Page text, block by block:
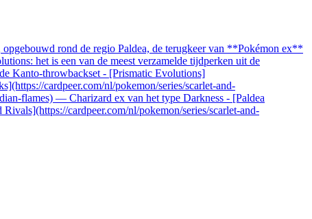
rond de regio Paldea, de terugkeer van **Pokémon ex**
het is een van de meest verzamelde tijdperken uit de
Kanto-throwbackset - [Prismatic Evolutions]
cardpeer.com/nl/pokemon/series/scarlet-and-
flames) — Charizard ex van het type Darkness - [Paldea
cardpeer.com/nl/pokemon/series/scarlet-and-